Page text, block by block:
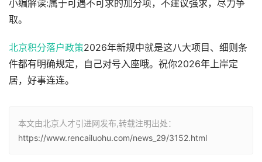
小编解读:属于可遇不可求的加分项，不建议强求，尽力争
取。
北京积分落户政策2026年新规中就是这八大项目、细则条
件都有明确规定，自己对号入座哦。祝你2026年上岸定
居，好事连连。
本文由北京人才引进网发布,转载注明出处：
https://www.rencailuohu.com/news_29/3152.html